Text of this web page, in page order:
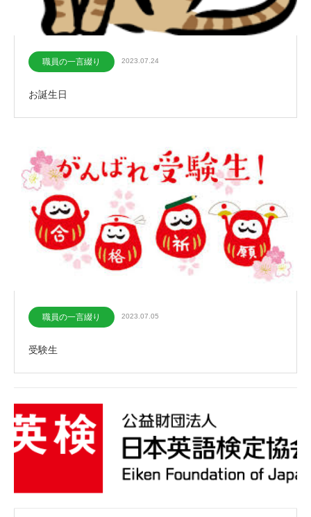
職員の一言綴り 2023.07.24
お誕生日
職員の一言綴り 2023.07.05
受験生